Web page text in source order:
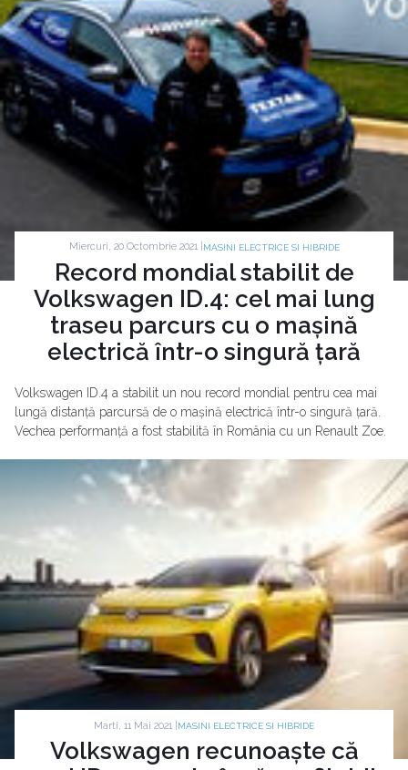
Miercuri, 20 Octombrie 2021 | MASINI ELECTRICE SI HIBRIDE
Record mondial stabilit de
Volkswagen ID.4: cel mai lung
traseu parcurs cu o mașină
electrică într-o singură țară
Volkswagen ID.4 a stabilit un nou record mondial pentru cea mai
lungă distanță parcursă de o mașină electrică într-o singură țară.
Vechea performanță a fost stabilită în România cu un Renault Zoe.
Marti, 11 Mai 2021 | MASINI ELECTRICE SI HIBRIDE
Volkswagen recunoaște că